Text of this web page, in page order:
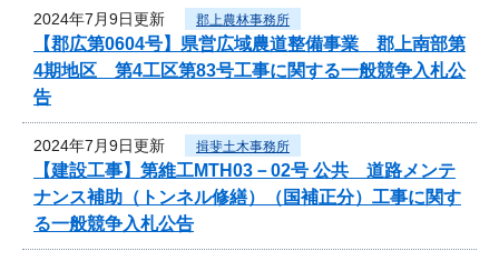
2024年7月9日更新 郡上農林事務所
【郡広第0604号】県営広域農道整備事業 郡上南部第
4期地区 第4工区第83号工事に関する一般競争入札公
告
2024年7月9日更新 揖斐土木事務所
【建設工事】第維工MTH03－02号 公共 道路メンテ
ナンス補助（トンネル修繕）（国補正分）工事に関す
る一般競争入札公告